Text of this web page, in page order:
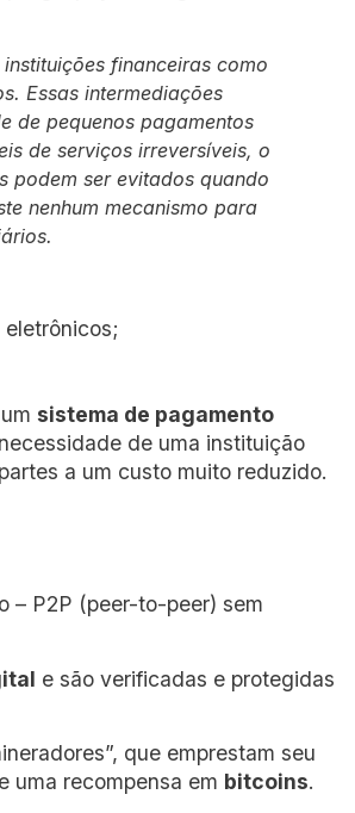
financeiras como
Essas intermediações
de pequenos pagamentos
de serviços irreversíveis, o
podem ser evitados quando
nenhum mecanismo para
sistema de pagamento
de uma instituição
a um custo muito reduzido.
– P2P (peer-to-peer) sem
e são verificadas e protegidas
que emprestam seu
uma recompensa em bitcoins.